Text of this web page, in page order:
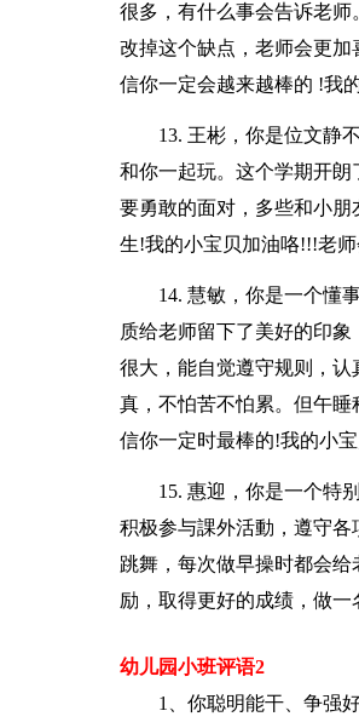
很多，有什么事会告诉老
改掉这个缺点，老师会更
信你一定会越来越棒的 !我
13. 王彬，你是位文静
和你一起玩。这个学期开
要勇敢的面对，多些和小
生!我的小宝贝加油咯!!!老
14. 慧敏，你是一个懂
质给老师留下了美好的印
很大，能自觉遵守规则，
真，不怕苦不怕累。但午
信你一定时最棒的!我的小
15. 惠迎，你是一个特
积极参与課外活動，遵守
跳舞，每次做早操时都会
励，取得更好的成绩，做
幼儿园小班评语2
1、你聪明能干、争强